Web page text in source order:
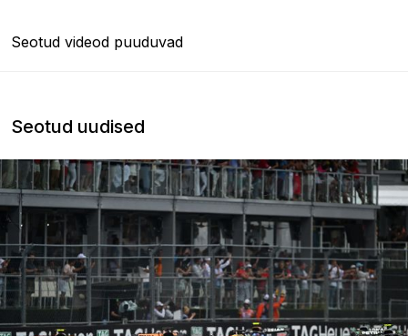
Seotud videod puuduvad
Seotud uudised